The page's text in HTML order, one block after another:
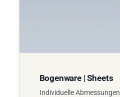
Bogenware | Sheets
Individuelle Abmessungen